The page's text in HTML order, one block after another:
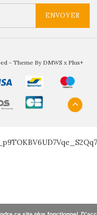
ENVOYER
- Theme By DMWS x Plus+